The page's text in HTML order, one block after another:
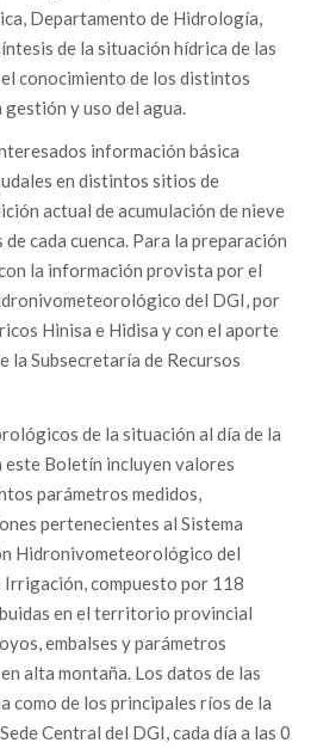
Departamento de Hidrología,
de la situación hídrica de las
conocimiento de los distintos
y uso del agua.
información básica
en distintos sitios de
actual de acumulación de nieve
cada cuenca. Para la preparación
la información provista por el
del DGI, por
Hinisa e Hidisa y con el aporte
la Subsecretaría de Recursos
de la situación al día de la
este Boletín incluyen valores
parámetros medidos,
pertenecientes al Sistema
Hidronivometeorológico del
compuesto por 118
en el territorio provincial
embalses y parámetros
alta montaña. Los datos de las
como de los principales ríos de la
Central del DGI, cada día a las 0